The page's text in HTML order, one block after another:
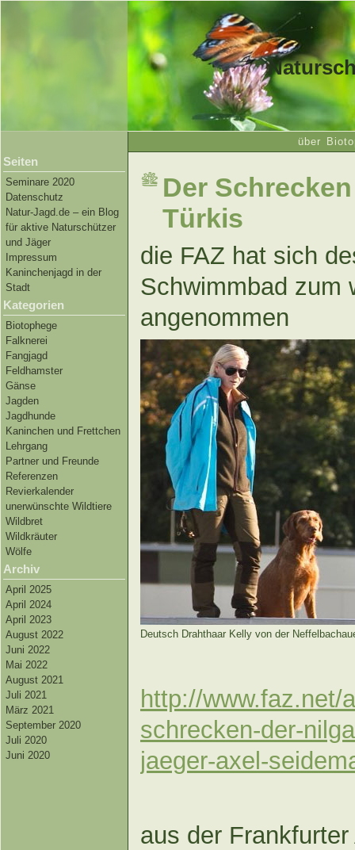
über
Seiten
Seminare 2020
Datenschutz
Natur-Jagd.de – ein Blog
für aktive Naturschützer
und Jäger
Impressum
Kaninchenjagd in der
Stadt
Kategorien
Biotophege
Falknerei
Fangjagd
Feldhamster
Gänse
Jagden
Jagdhunde
Kaninchen und Frettchen
Lehrgang
Partner und Freunde
Referenzen
Revierkalender
unerwünschte Wildtiere
Wildbret
Wildkräuter
Wölfe
Archiv
April 2025
April 2024
April 2023
August 2022
Juni 2022
Mai 2022
August 2021
Juli 2021
März 2021
September 2020
Juli 2020
Juni 2020
Der
Türkis
die FAZ hat sich
Schwimmbad zum
angenommen
Deutsch Drahthaar Kelly von der
http://www.faz.net/
schrecken-der-
jaeger-axel-
aus der